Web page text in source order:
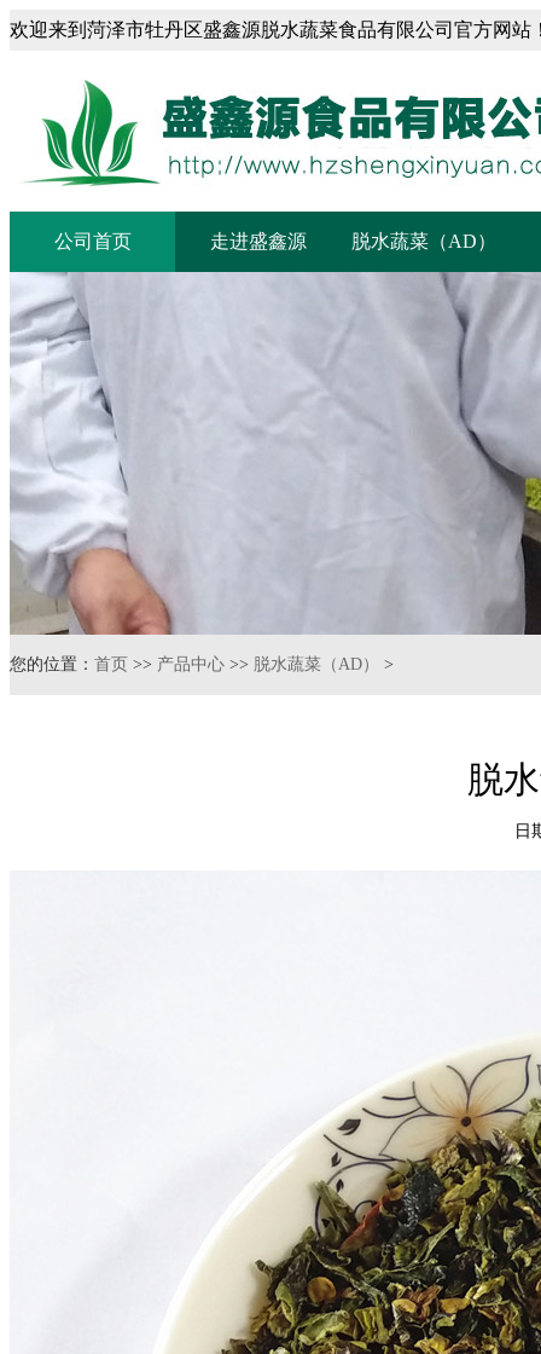
欢迎来到菏泽市牡丹区盛鑫源脱水蔬菜食品有限公司官方网站
菏泽市盛鑫源脱水蔬菜食品有限公司
公司首页 走进盛鑫源 脱水蔬菜（AD）
您的位置： 首页 >> 产品中心 >> 脱水蔬菜（AD） >
脱
日